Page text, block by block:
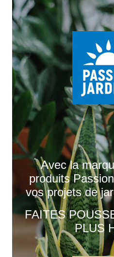
Avec la
produits
vos projets de
FAITES
PLUS